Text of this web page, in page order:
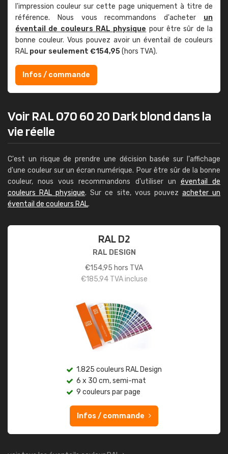
l'impression couleur sur cette page uniquement à titre de
référence. Nous vous recommandons d'acheter un
éventail de couleurs RAL physique pour être sûr de la
bonne couleur. Vous pouvez avoir un éventail de couleurs
RAL pour seulement €154,95(hors TVA).
Infos / commande
Voir RAL 070 60 20 Dark blond dans la
vie réelle
C'est un risque de prendre une décision basée sur l'affichage
d'une couleur sur un écran numérique. Pour être sûr de la bonne
couleur, nous vous recommandons d'utiliser un éventail de
couleurs RAL physique. Sur ce site, vous pouvez acheter un
éventail de couleurs RAL.
RAL D2
RAL DESIGN
€154,95 hors TVA
€185,94TVA incluse
1.825 couleurs RAL Design
6 x 30 cm, semi-mat
9 couleurs par page
Infos / commande